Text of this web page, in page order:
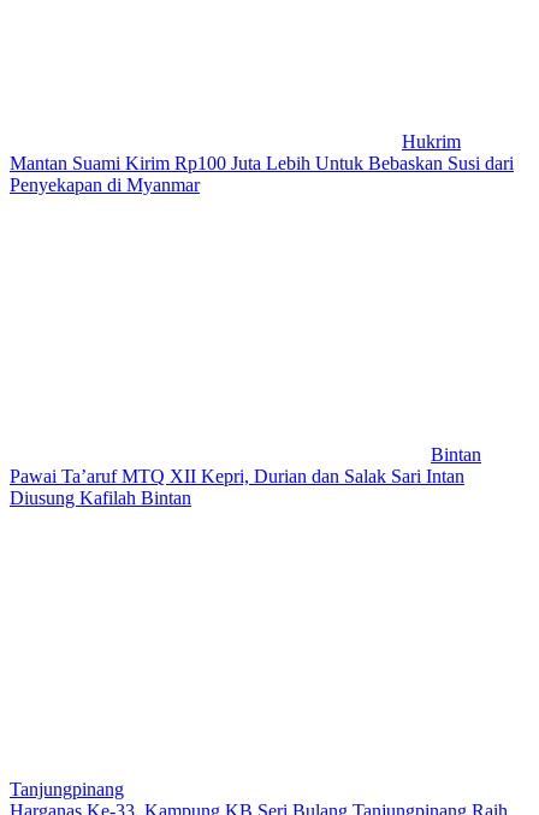
Hukrim
Mantan Suami Kirim Rp100 Juta Lebih Untuk Bebaskan Susi dari
Penyekapan di Myanmar
Bintan
Pawai Ta’aruf MTQ XII Kepri, Durian dan Salak Sari Intan
Diusung Kafilah Bintan
Tanjungpinang
Harganas Ke-33, Kampung KB Seri Bulang Tanjungpinang Raih